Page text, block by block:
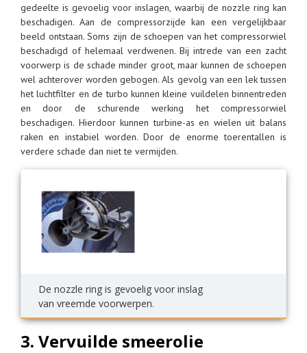
gedeelte is gevoelig voor inslagen, waarbij de nozzle ring kan
beschadigen. Aan de compressorzijde kan een vergelijkbaar
beeld ontstaan. Soms zijn de schoepen van het compressorwiel
beschadigd of helemaal verdwenen. Bij intrede van een zacht
voorwerp is de schade minder groot, maar kunnen de schoepen
wel achterover worden gebogen. Als gevolg van een lek tussen
het luchtfilter en de turbo kunnen kleine vuildelen binnentreden
en door de schurende werking het compressorwiel
beschadigen. Hierdoor kunnen turbine-as en wielen uit balans
raken en instabiel worden. Door de enorme toerentallen is
verdere schade dan niet te vermijden.
De nozzle ring is gevoelig voor inslag
van vreemde voorwerpen.
3. Vervuilde smeerolie